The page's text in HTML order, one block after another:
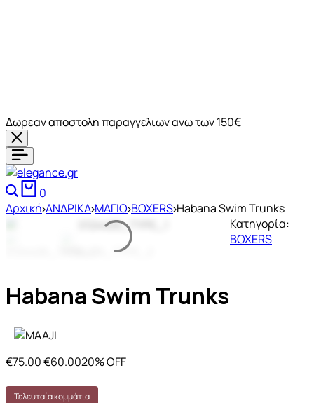
Δωρεαν αποστολη παραγγελιων ανω των 150€
0
Αρχική ΑΝΔΡΙΚΑ ΜΑΓΙΟ BOXERS Habana Swim Trunks
Κατηγορία:
BOXERS
Habana Swim Trunks
€75.00€60.0020% OFF
Τελευταία κομμάτια